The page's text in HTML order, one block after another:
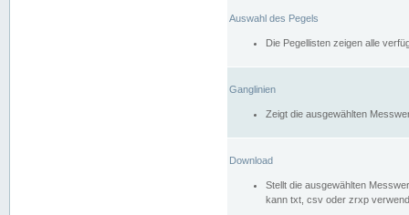
Auswahl des Pegels
Die Pegellisten zeigen alle
Ganglinien
Zeigt die ausgewählten
Download
Stellt die ausgewählten
kann txt, csv oder zrxp